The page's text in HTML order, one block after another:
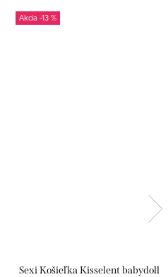
-13 %
Sexi Košieľka Kisselent babydoll